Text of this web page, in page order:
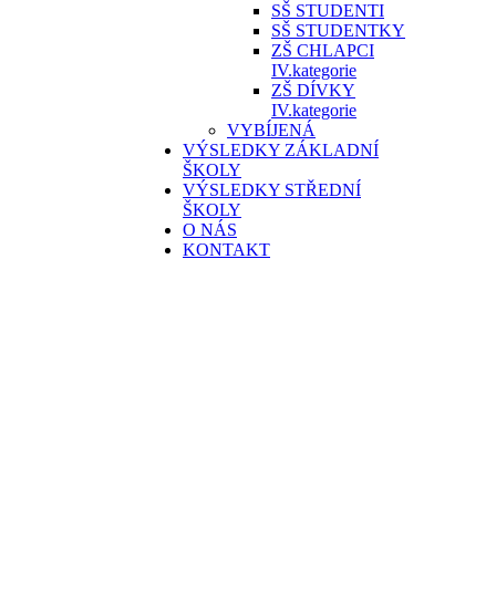
SŠ STUDENTI
SŠ STUDENTKY
ZŠ CHLAPCI
IV.kategorie
ZŠ DÍVKY
IV.kategorie
VYBÍJENÁ
VÝSLEDKY ZÁKLADNÍ
ŠKOLY
VÝSLEDKY STŘEDNÍ
ŠKOLY
O NÁS
KONTAKT